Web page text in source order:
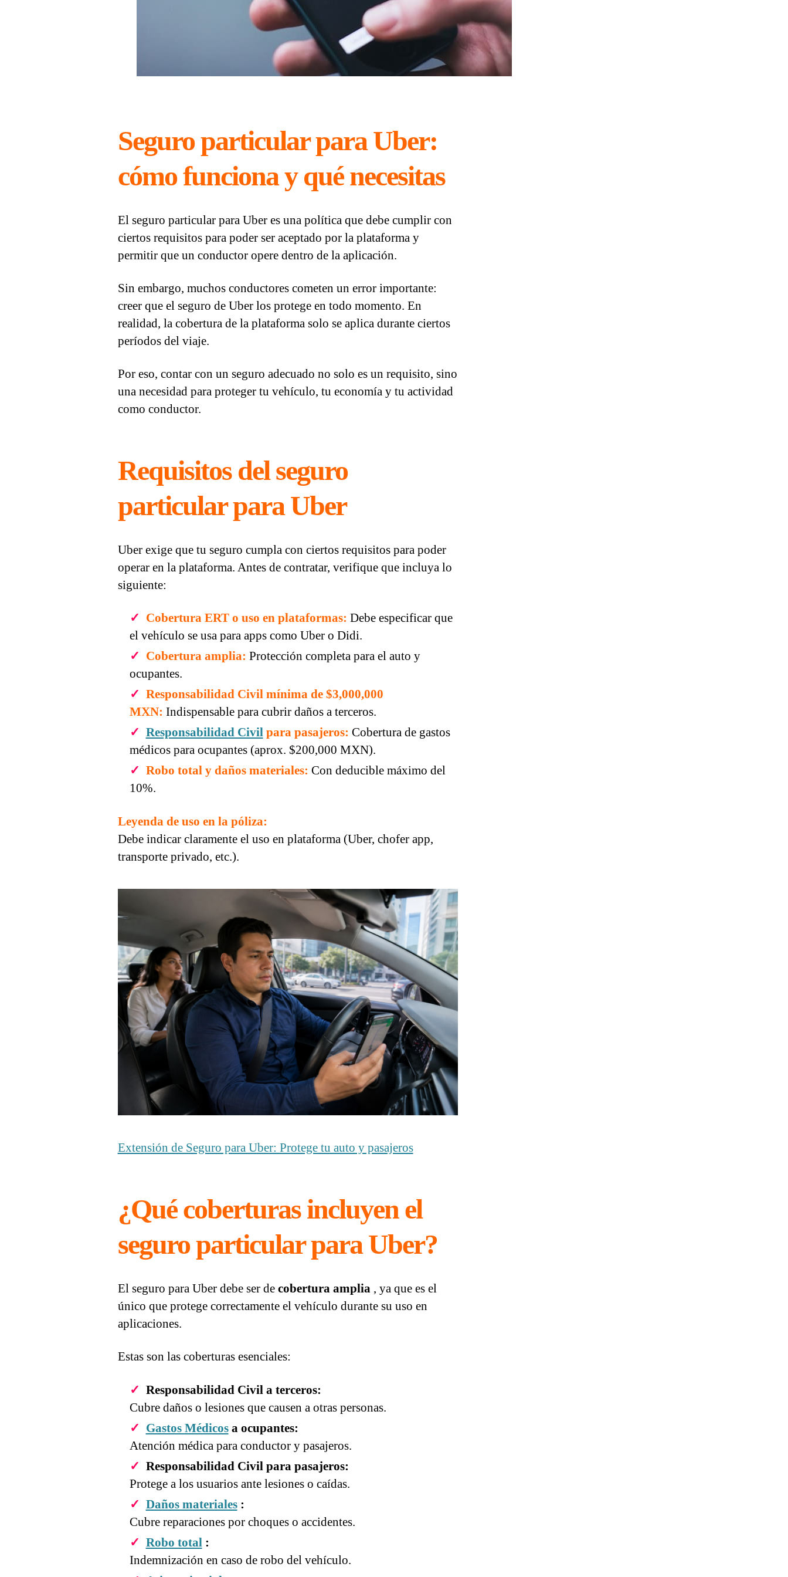
Seguro particular para Uber:
cómo funciona y qué necesitas
El seguro particular para Uber es una política que debe cumplir con
ciertos requisitos para poder ser aceptado por la plataforma y
permitir que un conductor opere dentro de la aplicación.
Sin embargo, muchos conductores cometen un error importante:
creer que el seguro de Uber los protege en todo momento. En
realidad, la cobertura de la plataforma solo se aplica durante ciertos
períodos del viaje.
Por eso, contar con un seguro adecuado no solo es un requisito, sino
una necesidad para proteger tu vehículo, tu economía y tu actividad
como conductor.
Requisitos del seguro
particular para Uber
Uber exige que tu seguro cumpla con ciertos requisitos para poder
operar en la plataforma. Antes de contratar, verifique que incluya lo
siguiente:
Cobertura ERT o uso en plataformas: Debe especificar que
el vehículo se usa para apps como Uber o Didi.
Cobertura amplia: Protección completa para el auto y
ocupantes.
Responsabilidad Civil mínima de $3,000,000
MXN: Indispensable para cubrir daños a terceros.
Responsabilidad Civilpara pasajeros: Cobertura de gastos
médicos para ocupantes (aprox. $200,000 MXN).
Robo total y daños materiales: Con deducible máximo del
10%.
Leyenda de uso en la póliza:
Debe indicar claramente el uso en plataforma (Uber, chofer app,
transporte privado, etc.).
Extensión de Seguro para Uber: Protege tu auto y pasajeros
¿Qué coberturas incluyen el
seguro particular para Uber?
El seguro para Uber debe ser de cobertura amplia, ya que es el
único que protege correctamente el vehículo durante su uso en
aplicaciones.
Estas son las coberturas esenciales:
Responsabilidad Civil a terceros:
Cubre daños o lesiones que causen a otras personas.
Gastos Médicosa ocupantes:
Atención médica para conductor y pasajeros.
Responsabilidad Civil para pasajeros:
Protege a los usuarios ante lesiones o caídas.
Daños materiales:
Cubre reparaciones por choques o accidentes.
Robo total :
Indemnización en caso de robo del vehículo.